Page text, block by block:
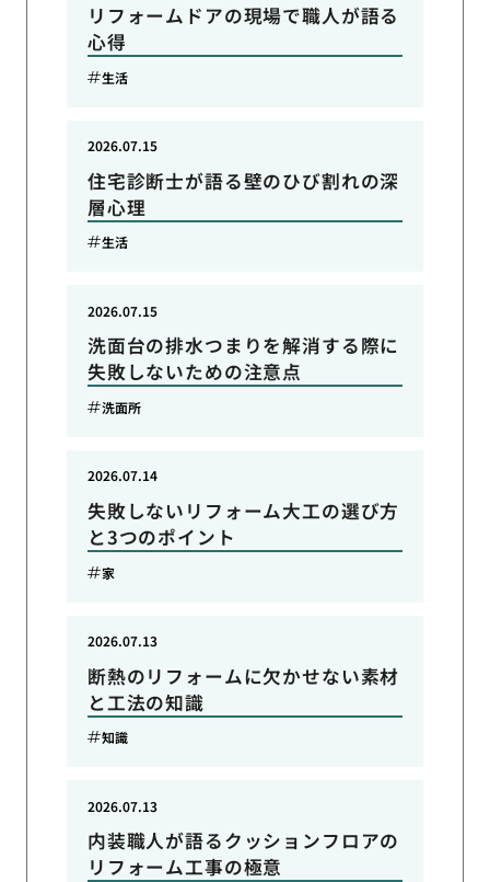
リフォームドアの現場で職人が語る
心得
生活
住宅診断士が語る壁のひび割れの深
層心理
2026.07.15
生活
洗面台の排水つまりを解消する際に
失敗しないための注意点
2026.07.15
洗面所
失敗しないリフォーム大工の選び方
と3つのポイント
2026.07.14
家
断熱のリフォームに欠かせない素材
と工法の知識
2026.07.13
知識
内装職人が語るクッションフロアの
リフォーム工事の極意
2026.07.13